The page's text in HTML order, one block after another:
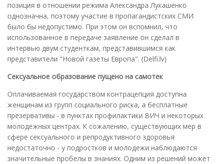
позиция в отношении режима Александра Лукашенко
однозначна, поэтому участие в пропагандистских СМИ
было бы недопустимо. При этом он вспомнил, что
использованное в передаче заявление он сделал в
интервью двум студенткам, представившимся как
представители "Новой газеты Европа". (Delfi.lv)
Сексуальное образование пущено на самотек
Оплачиваемая государством контрацепция доступна
женщинам из групп социального риска, а бесплатные
презервативы - в пунктах профилактики ВИЧ и некоторых
молодежных центрах. К сожалению, существующих мер в
сфере сексуального и репродуктивного здоровья
недостаточно - у подростков и молодежи наблюдаются
значительные пробелы в знаниях. Одним из решений может